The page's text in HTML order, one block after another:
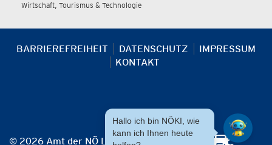
Wirtschaft, Tourismus & Technologie
BARRIEREFREIHEIT DATENSCHUTZ
IMPRESSUM
KONTAKT
© 2026 Amt der NÖ Landesregierung
Hallo ich bin NÖKI, wie
kann ich Ihnen heute